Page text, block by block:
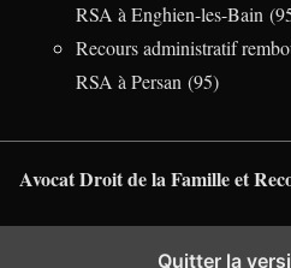
RSA à Enghien-les-Bain
Recours administratif
RSA à Persan (95)
Avocat Droit de la Famille et
Quitter la